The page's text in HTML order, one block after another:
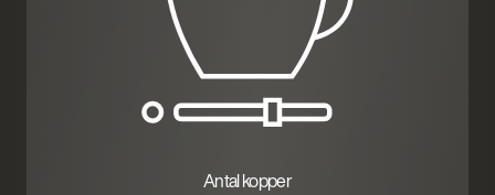
Antal kopper